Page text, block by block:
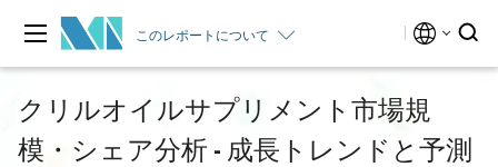
このレポートについて
クリルオイルサプリメント市場規
模・シェア分析 - 成長トレンドと予測